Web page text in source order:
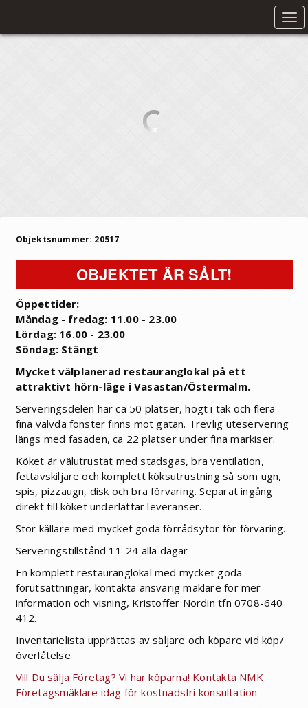
Objektsnummer: 20517
OBJEKTET ÄR SÅLT!
Öppettider:
Måndag - fredag: 11.00 - 23.00
Lördag: 16.00 - 23.00
Söndag: Stängt
Mycket välplanerad restauranglokal på ett
attraktivt hörn-läge i Vasastan/Östermalm.
Serveringsdelen har ca 50 platser, högt i tak och flera
fina välvda fönster finns mot gatan. Trevlig uteservering
längs med fasaden, ca 22 platser under fina markiser.
Köket är välutrustat med stadsgas, bra ventilation,
fettavskiljare och komplett köksutrustning så som ugn,
spis, pizzaugn, disk och bra förvaring. Separat ingång
direkt till köket underlättar leveranser.
Stor källare med mycket goda förrådsytor för förvaring.
Serveringstillstånd 11-24 alla dagar
En komplett restauranglokal med mycket goda
förutsättningar, kontakta ansvarig mäklare för mer
information och visning, Kristoffer Nordin tfn 0708-640
412.
Inventarielista upprättas av säljare och köpare vid köp/
överlåtelse
Vill Du sälja Företag? Vi har köparna! Kontakta NMK
Företagsmäklare idag för kostnadsfri konsultation